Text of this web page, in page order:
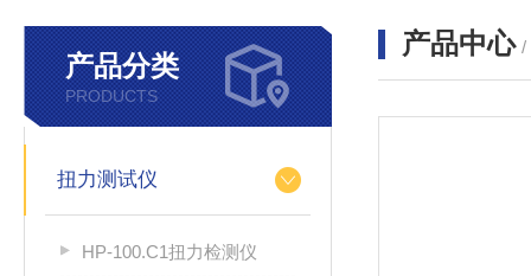
产品分类
PRODUCTS
扭力测试仪
HP-100.C1扭力检测仪
产品中心 /